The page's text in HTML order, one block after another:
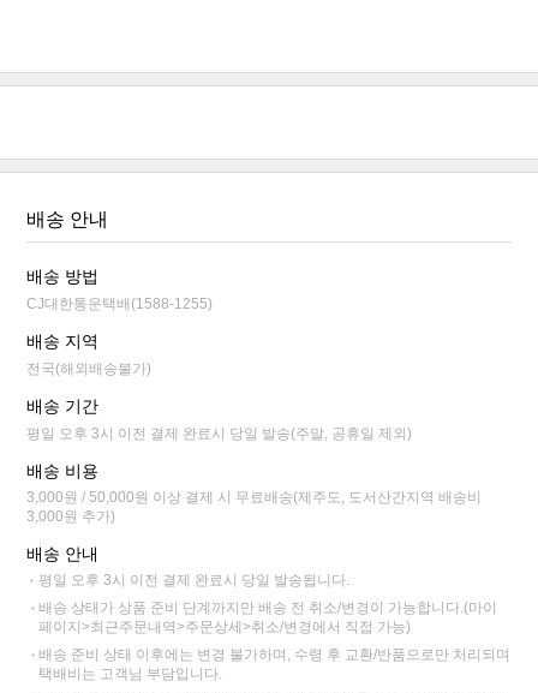
배송 안내
배송 방법
CJ대한통운택배(1588-1255)
배송 지역
전국(해외배송불가)
배송 기간
평일 오후 3시 이전 결제 완료시 당일 발송(주말, 공휴일 제외)
배송 비용
3,000원 / 50,000원 이상 결제 시 무료배송(제주도, 도서산간지역 배송비
3,000원 추가)
배송 안내
평일 오후 3시 이전 결제 완료시 당일 발송됩니다.
배송 상태가 상품 준비 단계까지만 배송 전 취소/변경이 가능합니다.(마이
페이지>최근주문내역>주문상세>취소/변경에서 직접 가능)
배송 준비 상태 이후에는 변경 불가하며, 수령 후 교환/반품으로만 처리되며
택배비는 고객님 부담입니다.